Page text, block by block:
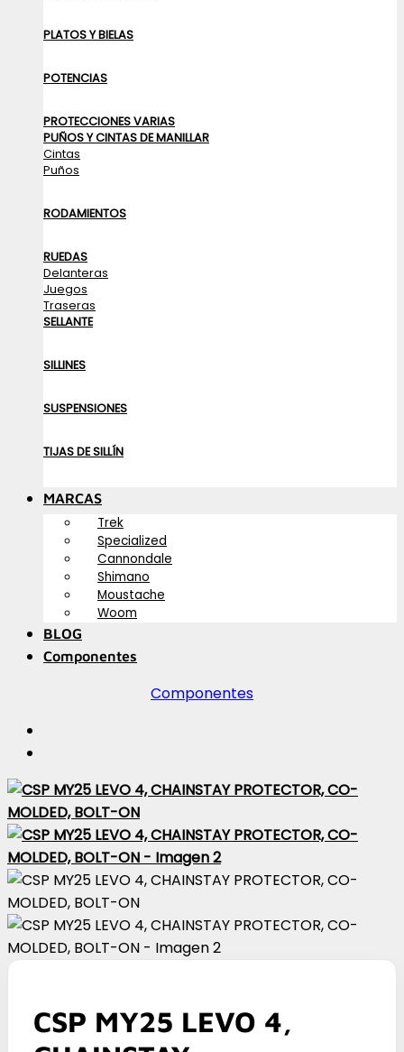
PLATOS Y BIELAS
POTENCIAS
PROTECCIONES VARIAS
PUÑOS Y CINTAS DE MANILLAR
Cintas
Puños
RODAMIENTOS
RUEDAS
Delanteras
Juegos
Traseras
SELLANTE
SILLINES
SUSPENSIONES
TIJAS DE SILLÍN
MARCAS
Trek
Specialized
Cannondale
Shimano
Moustache
Woom
BLOG
Componentes
Componentes
CSP MY25 LEVO 4,